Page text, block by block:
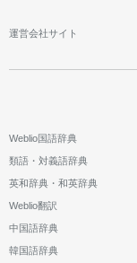
運営会社サイト
Weblio国語辞典
類語・対義語辞典
英和辞典・和英辞典
Weblio翻訳
中国語辞典
韓国語辞典